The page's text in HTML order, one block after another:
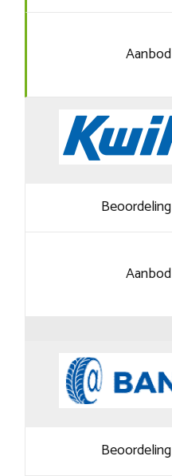
Aanbod
Beoordeling
Aanbod
Beoordeling